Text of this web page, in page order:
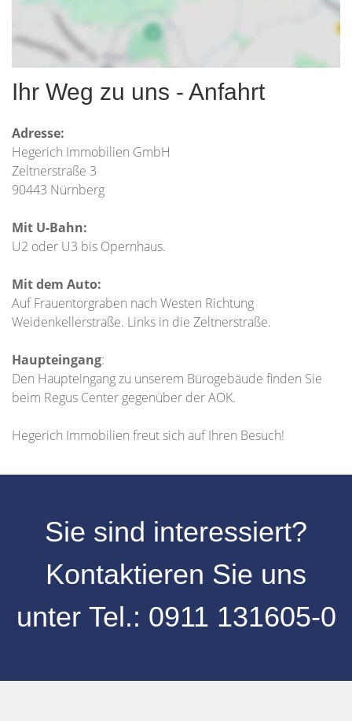
Ihr Weg zu uns - Anfahrt
Adresse:
Hegerich Immobilien GmbH
Zeltnerstraße 3
90443 Nürnberg
Mit U-Bahn:
U2 oder U3 bis Opernhaus.
Mit dem Auto:
Auf Frauentorgraben nach Westen Richtung
Weidenkellerstraße. Links in die Zeltnerstraße.
Haupteingang:
Den Haupteingang zu unserem Bürogebäude finden Sie
beim Regus Center gegenüber der AOK.
Hegerich Immobilien freut sich auf Ihren Besuch!
Sie sind interessiert?
Kontaktieren Sie uns
unter Tel.: 0911 131605-0